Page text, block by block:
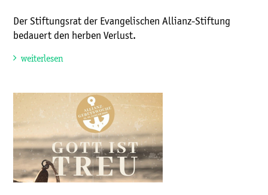
Der Stiftungsrat der Evangelischen Allianz-Stiftung
bedauert den herben Verlust.
weiterlesen